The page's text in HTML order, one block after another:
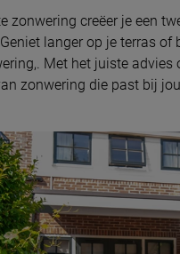
zonwering creëer je een
langer op je terras of
Met het juiste advies
zonwering die past bij